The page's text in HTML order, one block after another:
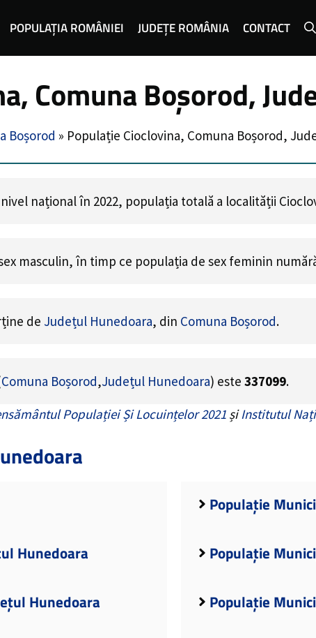
POPULAȚIA ROMÂNIEI JUDEȚE ROMÂNIA CONTACT
Comuna Boșorod,
Boșorod » Populație Cioclovina, Comuna Boșorod,
național în 2022, populația totală a localității
masculin, în timp ce populația de sex feminin
de Județul Hunedoara, din Comuna Boșorod.
Comuna Boșorod,Județul Hunedoara) este 337099.
Populației Și Locuințelor 2021 șiInstitutul
Populație
Hunedoara Populație
Hunedoara Populație